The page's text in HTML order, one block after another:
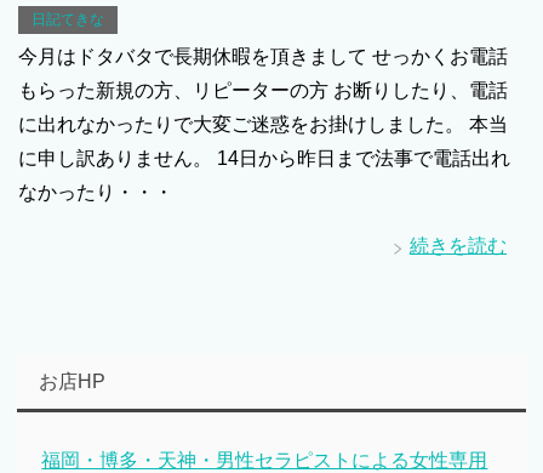
日記てきな
今月はドタバタで長期休暇を頂きまして せっかくお電話
もらった新規の方、リピーターの方 お断りしたり、電話
に出れなかったりで大変ご迷惑をお掛けしました。 本当
に申し訳ありません。 14日から昨日まで法事で電話出れ
なかったり・・・
続きを読む
お店HP
福岡・博多・天神・男性セラピストによる女性専用